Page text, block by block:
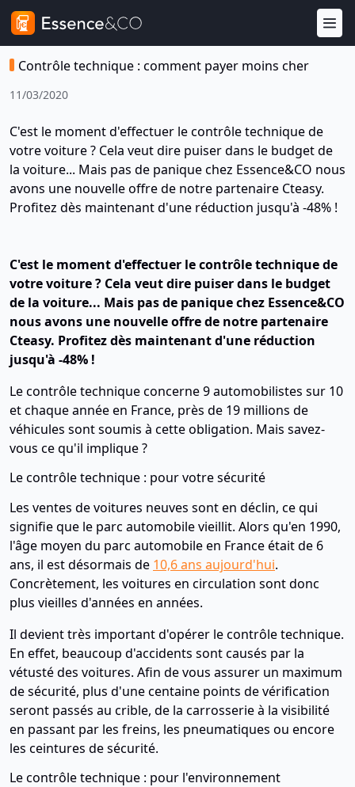
Contrôle technique : comment payer moins cher
11/03/2020
C'est le moment d'effectuer le contrôle technique de
votre voiture ? Cela veut dire puiser dans le budget de
la voiture... Mais pas de panique chez Essence&CO nous
avons une nouvelle offre de notre partenaire Cteasy.
Profitez dès maintenant d'une réduction jusqu'à -48% !
C'est le moment d'effectuer le contrôle technique de
votre voiture ? Cela veut dire puiser dans le budget
de la voiture... Mais pas de panique chez Essence&CO
nous avons une nouvelle offre de notre partenaire
Cteasy. Profitez dès maintenant d'une réduction
jusqu'à -48% !
Le contrôle technique concerne 9 automobilistes sur 10
et chaque année en France, près de 19 millions de
véhicules sont soumis à cette obligation. Mais savez-
vous ce qu'il implique ?
Le contrôle technique : pour votre sécurité
Les ventes de voitures neuves sont en déclin, ce qui
signifie que le parc automobile vieillit. Alors qu'en 1990,
l'âge moyen du parc automobile en France était de 6
ans, il est désormais de 10,6 ans aujourd'hui.
Concrètement, les voitures en circulation sont donc
plus vieilles d'années en années.
Il devient très important d'opérer le contrôle technique.
En effet, beaucoup d'accidents sont causés par la
vétusté des voitures. Afin de vous assurer un maximum
de sécurité, plus d'une centaine points de vérification
seront passés au crible, de la carrosserie à la visibilité
en passant par les freins, les pneumatiques ou encore
les ceintures de sécurité.
Le contrôle technique : pour l'environnement